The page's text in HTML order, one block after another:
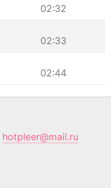
02:32
02:33
02:44
hotpleer@mail.ru